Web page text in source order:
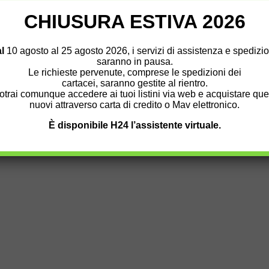
Dichiarazione di Accessibilità| Condizioni Vendita|
Pagamenti | Blog
Sede legale: Via G. B. Morgagni,
Partita Iva / Codice Fiscale
CHIUSURA ESTIVA 2026
10 agosto al 25 agosto 2026, i servizi di assistenza e
saranno in pausa.
Le richieste pervenute, comprese le spedizioni dei
cartacei, saranno gestite al rientro.
comunque accedere ai tuoi listini via web e acquistare
nuovi attraverso carta di credito o Mav elettronico.
È disponibile H24 l’assistente virtuale.